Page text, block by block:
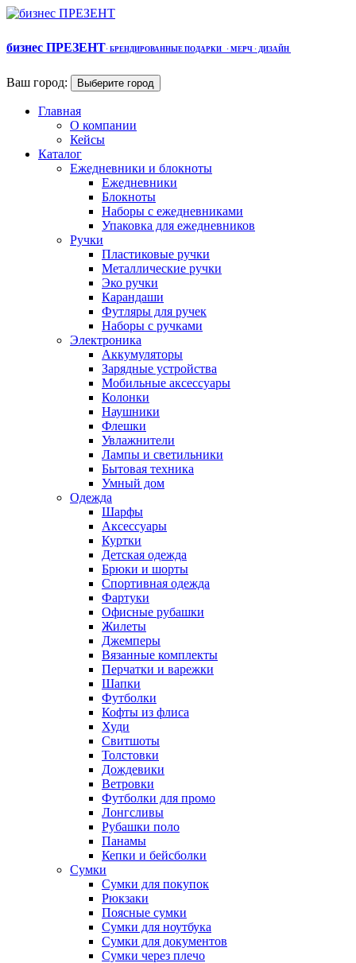
бизнес ПРЕЗЕНТ· БРЕНДИРОВАННЫЕ ПОДАРКИ · МЕРЧ · ДИЗАЙН
Ваш город: Выберите город
Главная
О компании
Кейсы
Каталог
Ежедневники и блокноты
Ежедневники
Блокноты
Наборы с ежедневниками
Упаковка для ежедневников
Ручки
Пластиковые ручки
Металлические ручки
Эко ручки
Карандаши
Футляры для ручек
Наборы с ручками
Электроника
Аккумуляторы
Зарядные устройства
Мобильные аксессуары
Колонки
Наушники
Флешки
Увлажнители
Лампы и светильники
Бытовая техника
Умный дом
Одежда
Шарфы
Аксессуары
Куртки
Детская одежда
Брюки и шорты
Спортивная одежда
Фартуки
Офисные рубашки
Жилеты
Джемперы
Вязанные комплекты
Перчатки и варежки
Шапки
Футболки
Кофты из флиса
Худи
Свитшоты
Толстовки
Дождевики
Ветровки
Футболки для промо
Лонгсливы
Рубашки поло
Панамы
Кепки и бейсболки
Сумки
Сумки для покупок
Рюкзаки
Поясные сумки
Сумки для ноутбука
Сумки для документов
Сумки через плечо